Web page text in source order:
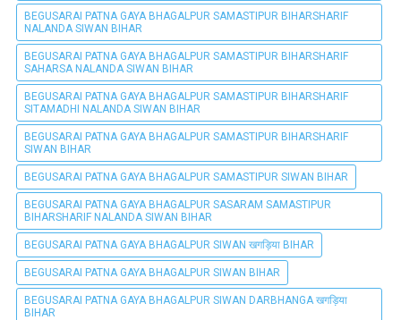
BEGUSARAI PATNA GAYA BHAGALPUR SAMASTIPUR BIHARSHARIF
NALANDA SIWAN BIHAR
BEGUSARAI PATNA GAYA BHAGALPUR SAMASTIPUR BIHARSHARIF
SAHARSA NALANDA SIWAN BIHAR
BEGUSARAI PATNA GAYA BHAGALPUR SAMASTIPUR BIHARSHARIF
SITAMADHI NALANDA SIWAN BIHAR
BEGUSARAI PATNA GAYA BHAGALPUR SAMASTIPUR BIHARSHARIF
SIWAN BIHAR
BEGUSARAI PATNA GAYA BHAGALPUR SAMASTIPUR SIWAN BIHAR
BEGUSARAI PATNA GAYA BHAGALPUR SASARAM SAMASTIPUR
BIHARSHARIF NALANDA SIWAN BIHAR
BEGUSARAI PATNA GAYA BHAGALPUR SIWAN खगड़िया BIHAR
BEGUSARAI PATNA GAYA BHAGALPUR SIWAN BIHAR
BEGUSARAI PATNA GAYA BHAGALPUR SIWAN DARBHANGA खगड़िया
BIHAR